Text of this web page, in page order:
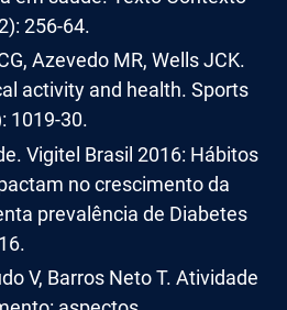
256-64.
Azevedo MR, Wells JCK.
activity and health. Sports
1019-30.
Vigitel Brasil 2016: Hábitos
no crescimento da
prevalência de Diabetes
V, Barros Neto T. Atividade